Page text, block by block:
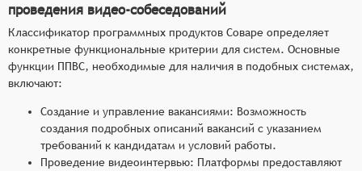
проведения видео-собеседований
Классификатор программных продуктов Соваре определяет
конкретные функциональные критерии для систем. Основные
функции ППВС, необходимые для наличия в подобных системах,
включают:
Создание и управление вакансиями: Возможность
создания подробных описаний вакансий с указанием
требований к кандидатам и условий работы.
Проведение видеоинтервью: Платформы предоставляют